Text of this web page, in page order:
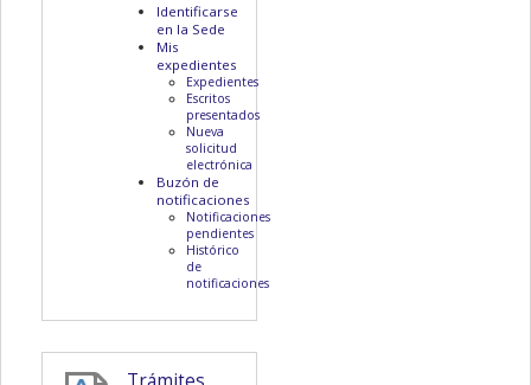
Identificarse
en la Sede
Mis
expedientes
Expedientes
Escritos
presentados
Nueva
solicitud
electrónica
Buzón de
notificaciones
Notificaciones
pendientes
Histórico
de
notificaciones